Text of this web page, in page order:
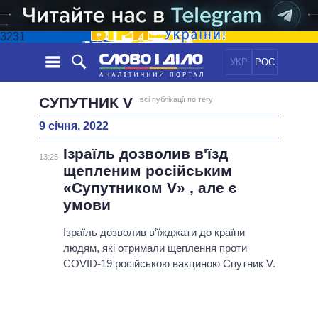
3231
УКР РОС
НОВИНИ
СТРІЧКА
ПОДІЇ
СТАТТІ
ДУМКИ
ОГЛЯДИ
ДАЙДЖЕСТИ
ЕКОНОМІКА
СУСПІЛЬСТВО
СВІТ
ПОЛIТИКИ
УСІ ПОЛІТИКИ
ПРЕЗИДЕНТ І ОФІС
ВЕРХОВНА РАДА
КАБІНЕТ МІНІСТРІВ
ІНФОГРАФІКА
ВІДЕО
ПІДТРИМАТИ
СУПУТНИК V всі публікації по тегу
9 січня, 2022
13:25
Ізраїль дозволив в'їзд
щепленим російським
«Супутником V» , але є
умови
Ізраїль дозволив вʼїжджати до країни
людям, які отримали щеплення проти
COVID-19 російською вакциною Спутник V.